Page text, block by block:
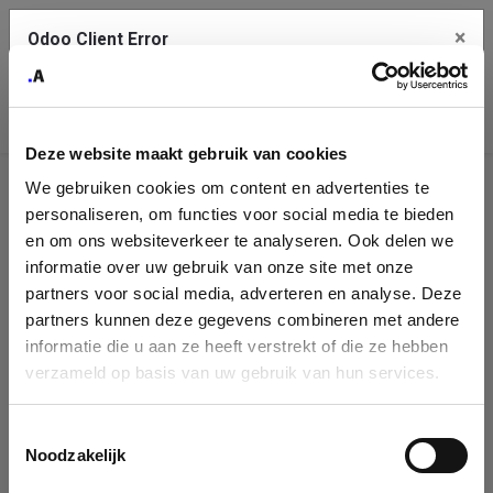
Deze website maakt gebruik van cookies
We gebruiken cookies om content en advertenties te
personaliseren, om functies voor social media te bieden
en om ons websiteverkeer te analyseren. Ook delen we
informatie over uw gebruik van onze site met onze
partners voor social media, adverteren en analyse. Deze
partners kunnen deze gegevens combineren met andere
informatie die u aan ze heeft verstrekt of die ze hebben
verzameld op basis van uw gebruik van hun services.
Noodzakelijk
Company
Identification
Please fill in your company details
You can search a company in our database by name, VAT or
enterprise ID. When a company is selected it will auto-complete the
form. If you don't find your company in our database, you can create
Odoo Client Error ×
service.
See details
Ok